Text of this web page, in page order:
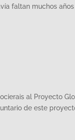
faltan muchos
al Proyecto
de este